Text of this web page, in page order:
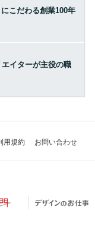
こだわる創業100年
イターが主役の職
用規約 お問い合わせ